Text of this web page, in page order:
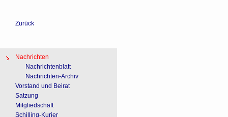
Zurück
Nachrichten
Nachrichtenblatt
Nachrichten-Archiv
Vorstand und Beirat
Satzung
Mitgliedschaft
Schilling-Kurier